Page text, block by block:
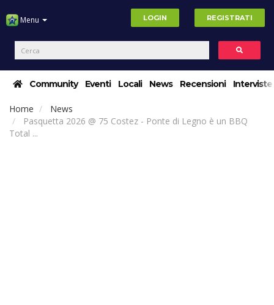
Menu LOGIN REGISTRATI
Community Eventi Locali News Recensioni Interviste
Home
News
Pasquetta 2026 @ 75 Costez - Ponte di Legno è un BBQ
Total ...